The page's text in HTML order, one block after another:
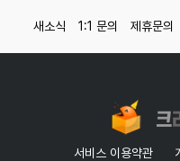
새소식 1:1 문의 제휴문의
서비스 이용약관